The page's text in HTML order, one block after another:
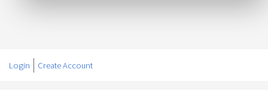
Login Create Account